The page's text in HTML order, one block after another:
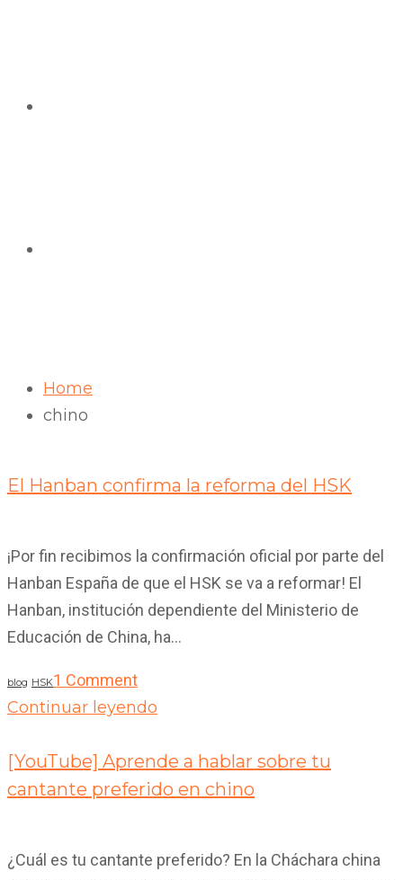
Home
chino
El Hanban confirma la reforma del HSK
¡Por fin recibimos la confirmación oficial por parte del
Hanban España de que el HSK se va a reformar! El
Hanban, institución dependiente del Ministerio de
Educación de China, ha...
blog HSK1 Comment
Continuar leyendo
[YouTube] Aprende a hablar sobre tu
cantante preferido en chino
¿Cuál es tu cantante preferido? En la Cháchara china